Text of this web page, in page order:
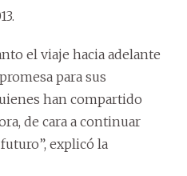
el viaje hacia adelante
para sus
han compartido
de cara a continuar
explicó la